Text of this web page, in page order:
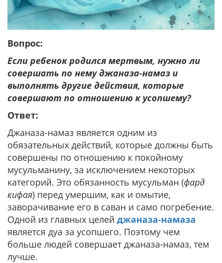
Вопрос:
Если ребенок родился мертвым, нужно ли
совершать по нему джаназа-намаз и
выполнять другие действия, которые
совершают по отношению к усопшему?
Ответ:
Джаназа-намаз является одним из
обязательных действий, которые должны быть
совершены по отношению к покойному
мусульманину, за исключением некоторых
категорий. Это обязанность мусульман (фард
кифая) перед умершим, как и омытие,
заворачивание его в саван и само погребение.
Одной из главных целей джаназа-намаза
является дуа за усопшего. Поэтому чем
больше людей совершает джаназа-намаз, тем
лучше.